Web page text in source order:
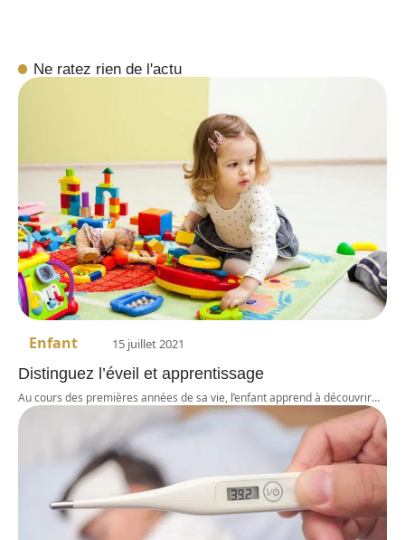
Ne ratez rien de l'actu
Enfant 15 juillet 2021
Distinguez l’éveil et apprentissage
Au cours des premières années de sa vie, l’enfant apprend à découvrir…